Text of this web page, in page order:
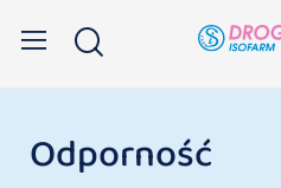
Odporność